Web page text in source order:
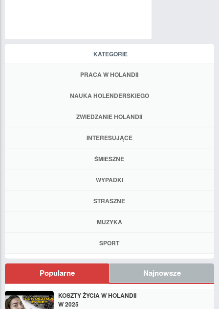
KATEGORIE
PRACA W HOLANDII
NAUKA HOLENDERSKIEGO
ZWIEDZANIE HOLANDII
INTERESUJĄCE
ŚMIESZNE
WYPADKI
STRASZNE
MUZYKA
SPORT
Popularne Najnowsze
KOSZTY ŻYCIA W HOLANDII
W 2025